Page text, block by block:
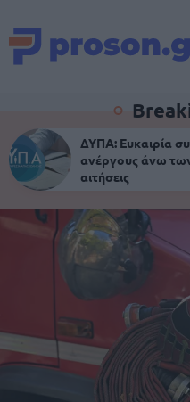
ΔΥΠΑ: Ευκαιρία
ανέργους άνω
αιτήσεις